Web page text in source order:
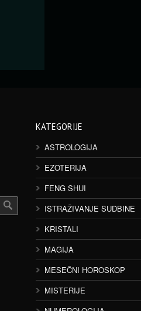
KATEGORIJE
ASTROLOGIJA
EZOTERIJA
FENG SHUI
ISTRAŽIVANJE SUDBINE
KRISTALI
MAGIJA
MESEČNI HOROSKOP
MISTERIJE